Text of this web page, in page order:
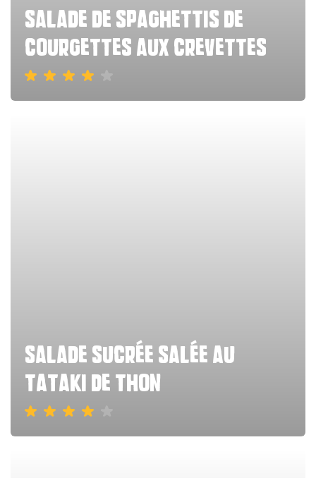
salade de spaghettis de
courgettes aux crevettes
salade sucrée salée au
tataki de thon